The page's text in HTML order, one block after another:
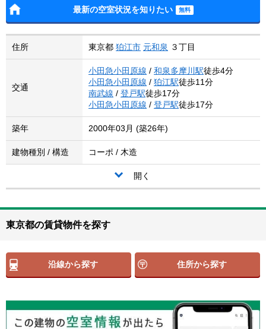
最新の空室状況を知りたい
住所 東京都 狛江市 元和泉 ３丁目
交通
小田急小田原線 / 和泉多摩川駅徒歩4分
小田急小田原線 / 狛江駅徒歩11分
南武線 / 登戸駅徒歩17分
小田急小田原線 / 登戸駅徒歩17分
築年 2000年03月 (築26年)
建物種別 / 構造 コーポ / 木造
開く
東京都の賃貸物件を探す
沿線から探す 住所から探す